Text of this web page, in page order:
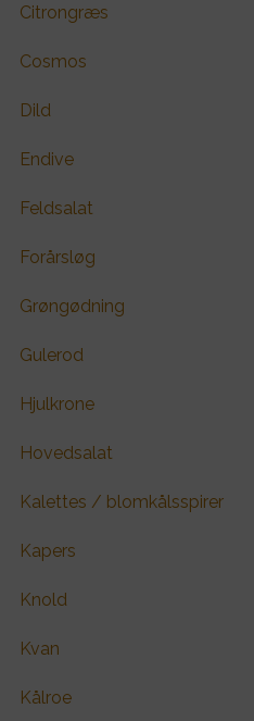
Citrongræs
Cosmos
Dild
Endive
Feldsalat
Forårsløg
Grøngødning
Gulerod
Hjulkrone
Hovedsalat
Kalettes / blomkålsspirer
Kapers
Knold
Kvan
Kålroe